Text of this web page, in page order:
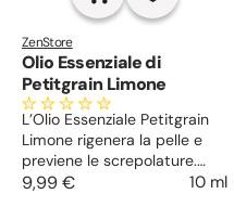
ZenStore
Olio Essenziale di
Petitgrain Limone
L’Olio Essenziale Petitgrain
Limone rigenera la pelle e
previene le screpolature.
Tonifica e purifica la cute,
9,99 € 10 ml